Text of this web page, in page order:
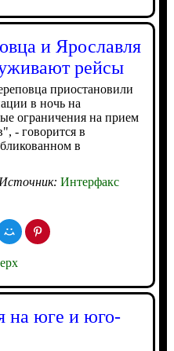
и Ярославля
рейсы
приостановили
в ночь на
ограничения на прием
- говорится в
в
Источник: Интерфакс
на юге и юго-